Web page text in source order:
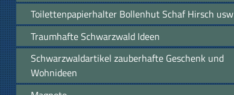
Toilettenpapierhalter Bollenhut Schaf Hirsch usw
Traumhafte Schwarzwald Ideen
Schwarzwaldartikel zauberhafte Geschenk und
Wohnideen